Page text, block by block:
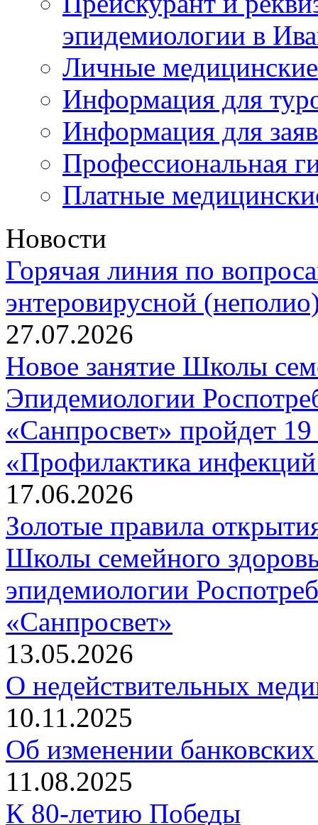
эпидемиологии в
Личные
Информация для
Информация для
Профессиональная
Платные
Новости
Горячая линия по
энтеровирусной
27.07.2026
Новое занятие Школы
Эпидемиологии
«Санпросвет» пройдет
«Профилактика
17.06.2026
Золотые правила
Школы семейного
эпидемиологии
«Санпросвет»
13.05.2026
О недействительных
10.11.2025
Об изменении
11.08.2025
К 80-летию Победы